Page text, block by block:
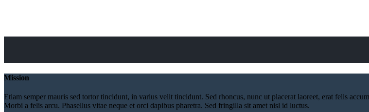
Mission
Etiam semper mauris sed tortor tincidunt, in varius velit tincidunt. Sed rhoncus, nunc ut placerat laoreet, erat felis
Morbi a felis arcu. Phasellus vitae neque et orci dapibus pharetra. Sed fringilla sit amet nisl id luctus.